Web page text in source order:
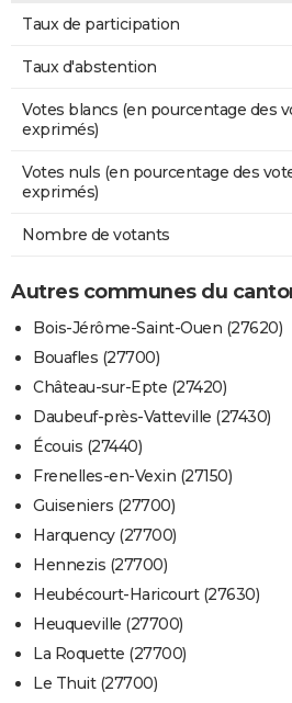
Taux de participation
Taux d'abstention
Votes blancs (en pourcentage des
exprimés)
Votes nuls (en pourcentage des
exprimés)
Nombre de votants
Autres communes du
Bois-Jérôme-Saint-Ouen (27620)
Bouafles (27700)
Château-sur-Epte (27420)
Daubeuf-près-Vatteville (27430)
Écouis (27440)
Frenelles-en-Vexin (27150)
Guiseniers (27700)
Harquency (27700)
Hennezis (27700)
Heubécourt-Haricourt (27630)
Heuqueville (27700)
La Roquette (27700)
Le Thuit (27700)